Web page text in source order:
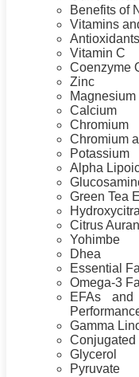
Benefits of
Vitamins
Antioxidants
Vitamin C
Coenzyme
Zinc
Magnesium
Calcium
Chromium
Chromium
Potassium
Alpha
Green Tea
Citrus
Yohimbe
Dhea
Essential
Omega-3
EFAs
Gamma
Conjugated
Glycerol
Pyruvate